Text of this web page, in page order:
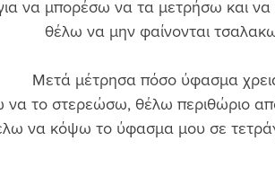
να μπορέσω να τα μετρήσω και
θέλω να μην φαίνονται
Μετά μέτρησα πόσο ύφασμα
να το στερεώσω, θέλω περιθώριο
να κόψω το ύφασμα μου σε